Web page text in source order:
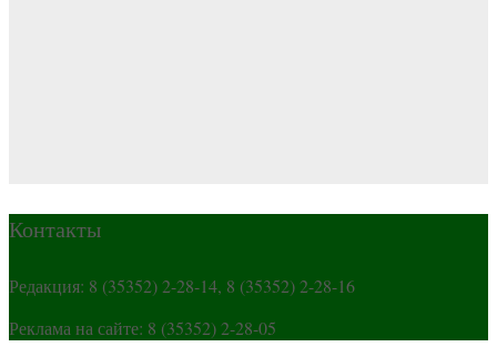
Контакты
Редакция: 8 (35352) 2-28-14, 8 (35352) 2-28-16
Реклама на сайте: 8 (35352) 2-28-05